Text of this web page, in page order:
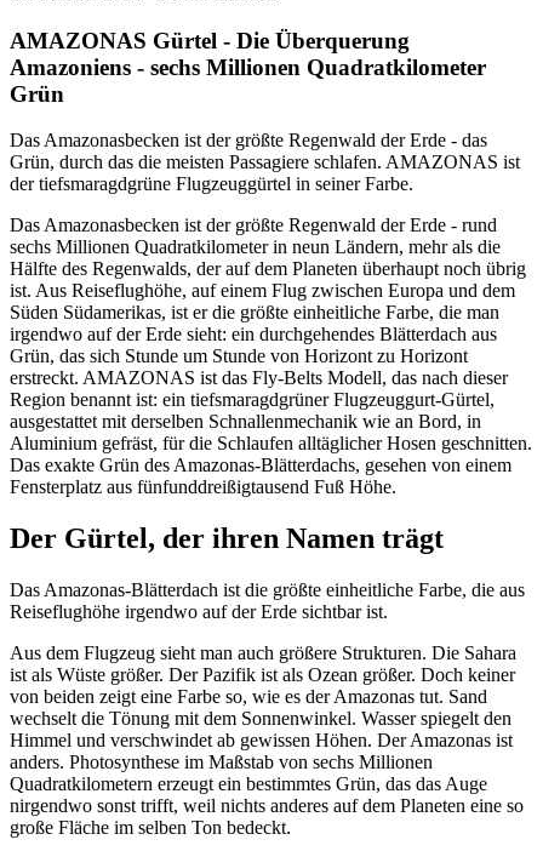
AMAZONAS Gürtel - Die Überquerung
Amazoniens - sechs Millionen Quadratkilometer
Grün
Das Amazonasbecken ist der größte Regenwald der Erde - das
Grün, durch das die meisten Passagiere schlafen. AMAZONAS ist
der tiefsmaragdgrüne Flugzeuggürtel in seiner Farbe.
Das Amazonasbecken ist der größte Regenwald der Erde - rund
sechs Millionen Quadratkilometer in neun Ländern, mehr als die
Hälfte des Regenwalds, der auf dem Planeten überhaupt noch übrig
ist. Aus Reiseflughöhe, auf einem Flug zwischen Europa und dem
Süden Südamerikas, ist er die größte einheitliche Farbe, die man
irgendwo auf der Erde sieht: ein durchgehendes Blätterdach aus
Grün, das sich Stunde um Stunde von Horizont zu Horizont
erstreckt. AMAZONAS ist das Fly-Belts Modell, das nach dieser
Region benannt ist: ein tiefsmaragdgrüner Flugzeuggurt-Gürtel,
ausgestattet mit derselben Schnallenmechanik wie an Bord, in
Aluminium gefräst, für die Schlaufen alltäglicher Hosen geschnitten.
Das exakte Grün des Amazonas-Blätterdachs, gesehen von einem
Fensterplatz aus fünfunddreißigtausend Fuß Höhe.
Der Gürtel, der ihren Namen trägt
Das Amazonas-Blätterdach ist die größte einheitliche Farbe, die aus
Reiseflughöhe irgendwo auf der Erde sichtbar ist.
Aus dem Flugzeug sieht man auch größere Strukturen. Die Sahara
ist als Wüste größer. Der Pazifik ist als Ozean größer. Doch keiner
von beiden zeigt eine Farbe so, wie es der Amazonas tut. Sand
wechselt die Tönung mit dem Sonnenwinkel. Wasser spiegelt den
Himmel und verschwindet ab gewissen Höhen. Der Amazonas ist
anders. Photosynthese im Maßstab von sechs Millionen
Quadratkilometern erzeugt ein bestimmtes Grün, das das Auge
nirgendwo sonst trifft, weil nichts anderes auf dem Planeten eine so
große Fläche im selben Ton bedeckt.